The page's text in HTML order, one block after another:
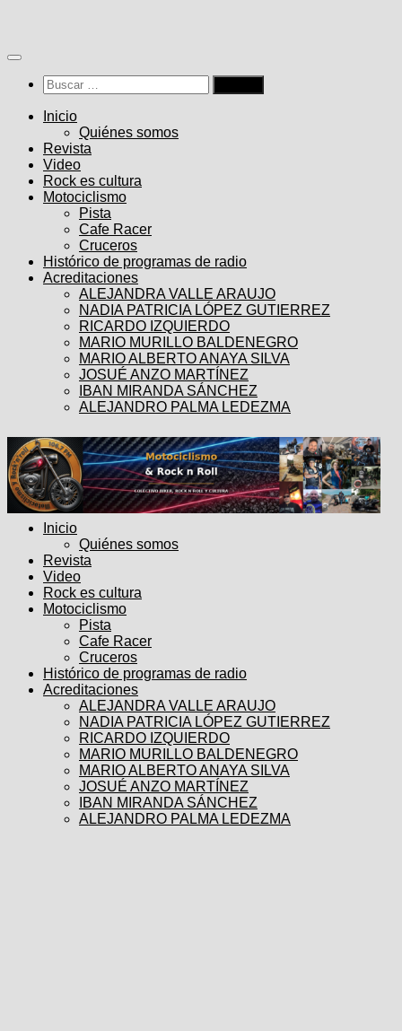
contenido
Buscar:
Inicio
Quiénes somos
Revista
Video
Rock es cultura
Motociclismo
Pista
Cafe Racer
Cruceros
Histórico de programas de radio
Acreditaciones
ALEJANDRA VALLE ARAUJO
NADIA PATRICIA LÓPEZ GUTIERREZ
RICARDO IZQUIERDO
MARIO MURILLO BALDENEGRO
MARIO ALBERTO ANAYA SILVA
JOSUÉ ANZO MARTÍNEZ
IBAN MIRANDA SÁNCHEZ
ALEJANDRO PALMA LEDEZMA
Inicio
Quiénes somos
Revista
Video
Rock es cultura
Motociclismo
Pista
Cafe Racer
Cruceros
Histórico de programas de radio
Acreditaciones
ALEJANDRA VALLE ARAUJO
NADIA PATRICIA LÓPEZ GUTIERREZ
RICARDO IZQUIERDO
MARIO MURILLO BALDENEGRO
MARIO ALBERTO ANAYA SILVA
JOSUÉ ANZO MARTÍNEZ
IBAN MIRANDA SÁNCHEZ
ALEJANDRO PALMA LEDEZMA